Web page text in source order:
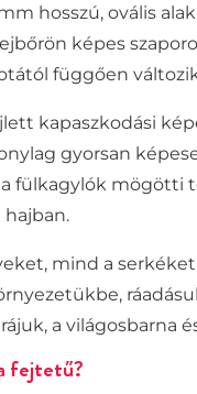
hosszú, ovális
képes
függően
kapaszkodási
gyorsan
fülkagylók mögötti
mind a
a világosbarna
fejtetű?